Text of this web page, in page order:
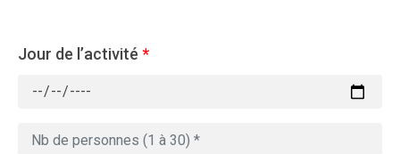
Jour de l’activité *